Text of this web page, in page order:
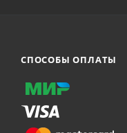
СПОСОБЫ ОПЛАТЫ